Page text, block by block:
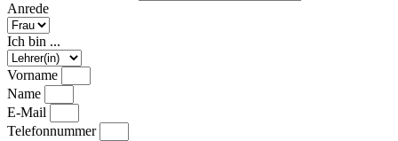
Anrede
Ich bin ...
Vorname
Name
E-Mail
Telefonnummer